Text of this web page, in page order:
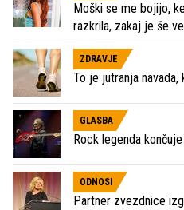
Moški se me bojijo,
razkrila, zakaj je še
ZDRAVJE
To je jutranja
GLASBA
Rock legenda
ODNOSI
Partner zvezdnice